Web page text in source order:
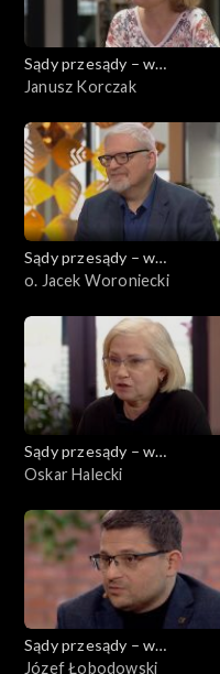
Sądy przesądy – w
powiększeniu
Janusz Korczak
Sądy przesądy – w
powiększeniu
o. Jacek Woroniecki
Sądy przesądy – w
powiększeniu
Oskar Halecki
Sądy przesądy – w
powiększeniu
Józef Łobodowski